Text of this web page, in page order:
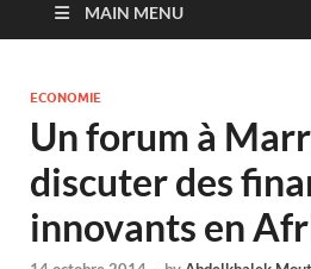
MAIN MENU
ECONOMIE
Un forum à
discuter des
innovants en